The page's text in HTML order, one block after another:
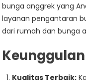
bunga anggrek yang
layanan pengantaran
dari rumah dan bunga
Kualitas Terbaik: